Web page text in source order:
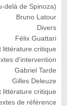
delà de Spinoza)
Bruno Latour
Divers
Félix Guattari
littérature critique
d'intervention
Gabriel Tarde
Gilles Deleuze
littérature critique
de référence